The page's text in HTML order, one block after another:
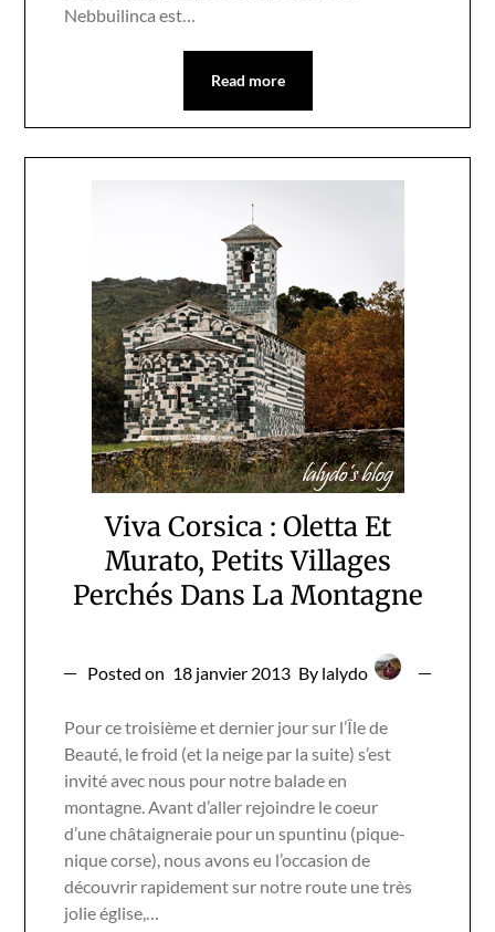
Nebbuilinca est…
Read more
Viva Corsica : Oletta Et
Murato, Petits Villages
Perchés Dans La Montagne
Posted on 18 janvier 2013 By lalydo
Pour ce troisième et dernier jour sur l’Île de
Beauté, le froid (et la neige par la suite) s’est
invité avec nous pour notre balade en
montagne. Avant d’aller rejoindre le coeur
d’une châtaigneraie pour un spuntinu (pique-
nique corse), nous avons eu l’occasion de
découvrir rapidement sur notre route une très
jolie église,…